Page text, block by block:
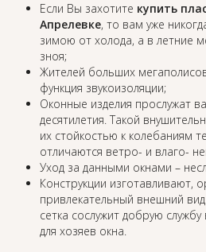
Если Вы захотите купить
Апрелевке, то вам уже
зимою от холода, а в летние
зноя;
Жителей больших
функция звукоизоляции;
Оконные изделия прослужат
десятилетия. Такой
их стойкостью к колебаниям
отличаются ветро- и влаго-
Уход за данными окнами –
Конструкции изготавливают,
привлекательный внешний
сетка сослужит добрую
для хозяев окна.